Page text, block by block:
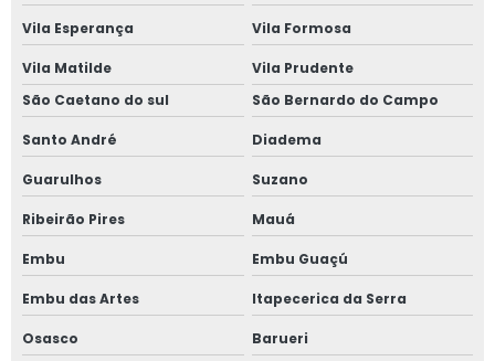
Janela sobreposta
Janela sobreposta acústica
Janela sobreposta de alto padrão
Janela sobreposta de correr em são paulo
Janela sobreposta de giro
Janela sobreposta de giro em são paulo
Vila Esperança Vila Formosa
Vila Matilde
Vila Prudente
São Caetano do sul
São Bernardo do Campo
Santo André Diadema
Guarulhos Suzano
Ribeirão Pires Mauá
Embu Embu Guaçú
Embu das Artes Itapecerica da Serra
Osasco Barueri